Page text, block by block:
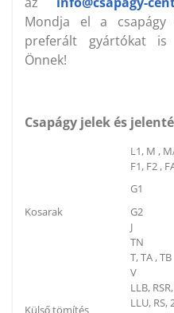
Mondja el a
preferált gyártókat is
Önnek!
Csapágy jelek és
Kosarak
L1, M ,
F1, F2 ,
G1
G2
J
TN
T, TA , TB
V
Külső tömítés
LLB,
LLU, RS,